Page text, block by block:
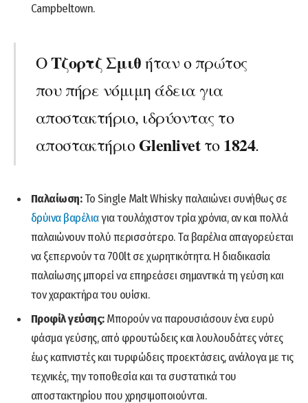
Campbeltown.
ΟΤζορτζ Σμιθήταν ο πρώτος
που πήρε νόμιμη άδεια για
αποστακτήριο, ιδρύοντας το
αποστακτήριοGlenlivetτο1824.
Παλαίωση:Το Single Malt Whisky παλαιώνει συνήθως σε
δρύινα βαρέλιαγια τουλάχιστον τρία χρόνια, αν και πολλά
παλαιώνουν πολύ περισσότερο. Τα βαρέλια απαγορεύεται
να ξεπερνούν τα 700lt σε χωρητικότητα. Η διαδικασία
παλαίωσης μπορεί να επηρεάσει σημαντικά τη γεύση και
τον χαρακτήρα του ουίσκι.
Προφίλ γεύσης:Μπορούν να παρουσιάσουν ένα ευρύ
φάσμα γεύσης, από φρουτώδεις και λουλουδάτες νότες
έως καπνιστές και τυρφώδεις προεκτάσεις, ανάλογα με τις
τεχνικές, την τοποθεσία και τα συστατικά του
αποστακτηρίου που χρησιμοποιούνται.